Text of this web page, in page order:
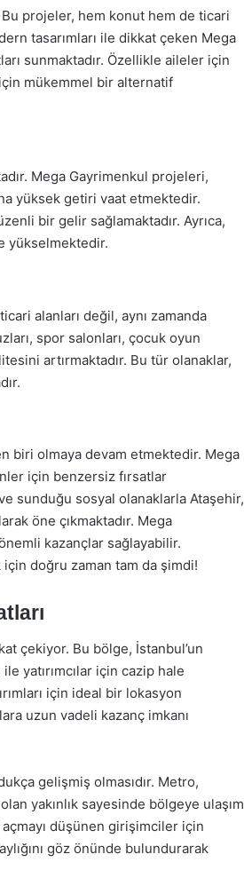
projeler, hem konut hem de ticari
tasarımları ile dikkat çeken Mega
sunmaktadır. Özellikle aileler için
mükemmel bir alternatif
Mega Gayrimenkul projeleri,
yüksek getiri vaat etmektedir.
bir gelir sağlamaktadır. Ayrıca,
yükselmektedir.
alanları değil, aynı zamanda
spor salonları, çocuk oyun
artırmaktadır. Bu tür olanaklar,
biri olmaya devam etmektedir. Mega
için benzersiz fırsatlar
sunduğu sosyal olanaklarla Ataşehir,
öne çıkmaktadır. Mega
kazançlar sağlayabilir.
doğru zaman tam da şimdi!
çekiyor. Bu bölge, İstanbul’un
yatırımcılar için cazip hale
için ideal bir lokasyon
uzun vadeli kazanç imkanı
gelişmiş olmasıdır. Metro,
yakınlık sayesinde bölgeye ulaşım
düşünen girişimciler için
göz önünde bulundurarak